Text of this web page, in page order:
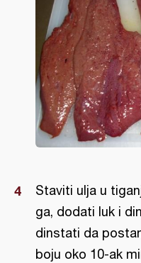
Staviti ulja u
ga, dodati luk i
dinstati da
boju oko 10-ak